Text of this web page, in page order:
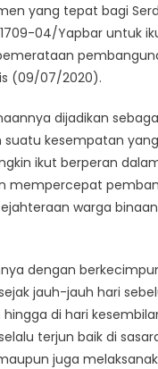
yang tepat bagi
04/Yapbar untuk
(09/07/2020).
dijadikan
suatu kesempatan
ikut berperan
mempercepat
warga
dengan
jauh-jauh hari
di hari
terjun baik di
juga